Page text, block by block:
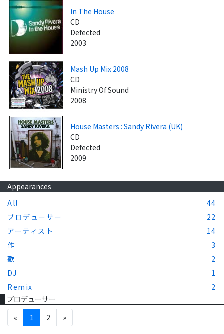
In The House
CD
Defected
2003
Mash Up Mix 2008
CD
Ministry Of Sound
2008
House Masters : Sandy Rivera (UK)
CD
Defected
2009
Appearances
All
44
プロデューサー
22
アーティスト
14
作
3
歌
2
DJ
1
Remix
2
プロデューサー
«
1 2 »